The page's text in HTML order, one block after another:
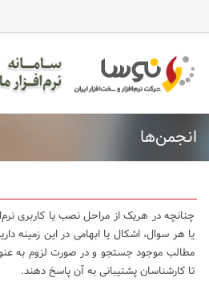
انجمن‌ها
چنانچه در هریک از مراحل نصب یا کاربری
یا هر سوال، اشکال یا ابهامی در این زمینه
مطالب موجود جستجو و در صورت لزوم به
تا کارشناسان پشتیبانی به آن پاسخ دهند.